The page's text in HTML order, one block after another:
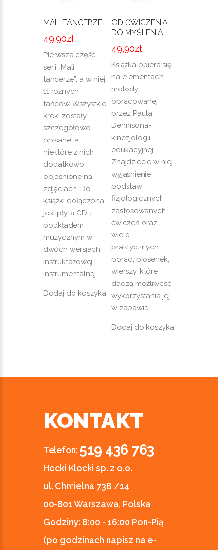
MALI TANCERZE
49,90zł
Pierwsza część
serii „Mali
tancerze”, a w niej
11 różnych
tańców. Wszystkie
kroki zostały
szczegółowo
opisane, a
niektóre z nich
dodatkowo
objaśnione na
zdjęciach. Do
książki dołączona
jest płyta CD z
podkładem
muzycznym w
dwóch wersjach:
instruktażowej i
instrumentalnej.
Dodaj do koszyka
OD ĆWICZENIA
DO MYŚLENIA
49,90zł
Książka opiera się
na elementach
metody
opracowanej
przez Paula
Dennisona-
kinezjologii
edukacyjnej.
Znajdziecie w niej
wyjaśnienie
podstaw
fizjologicznych
zastosowanych
ćwiczeń oraz
wiele
praktycznych
porad, piosenek,
wierszy, które
dadzą możliwość
wykorzystania jej
w zabawie.
Dodaj do koszyka
KONTAKT
Telefon: 519 436 763
Hocki Klocki sp. z o.o.
ul. Chmielna 73B /14
00-801 Warszawa, Polska
Godziny: 8:00 - 16:00 Pon-Pią
(po godzinach napisz na e-